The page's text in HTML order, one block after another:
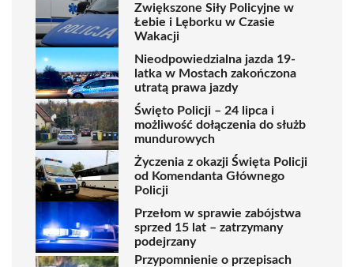
Zwiększone Siły Policyjne w
Łebie i Lęborku w Czasie
Wakacji
Nieodpowiedzialna jazda 19-
latka w Mostach zakończona
utratą prawa jazdy
Święto Policji – 24 lipca i
możliwość dołączenia do służb
mundurowych
Życzenia z okazji Święta Policji
od Komendanta Głównego
Policji
Przełom w sprawie zabójstwa
sprzed 15 lat – zatrzymany
podejrzany
Przypomnienie o przepisach